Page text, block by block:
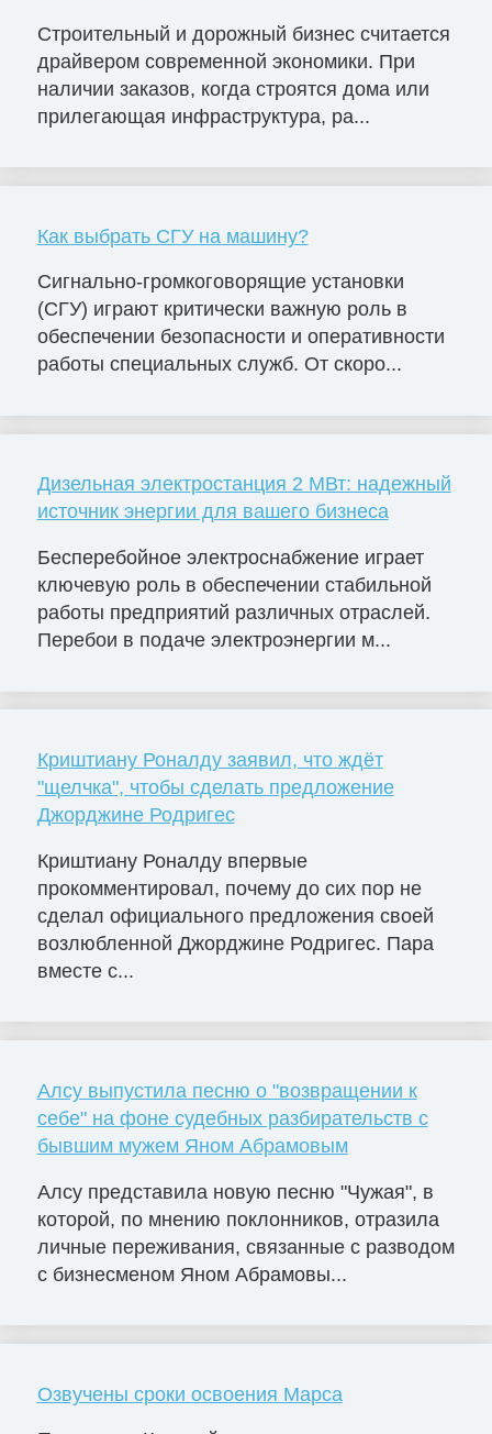
Строительный и дорожный бизнес считается
драйвером современной экономики. При
наличии заказов, когда строятся дома или
прилегающая инфраструктура, ра...
Как выбрать СГУ на машину?
Сигнально-громкоговорящие установки
(СГУ) играют критически важную роль в
обеспечении безопасности и оперативности
работы специальных служб. От скоро...
Дизельная электростанция 2 МВт: надежный
источник энергии для вашего бизнеса
Бесперебойное электроснабжение играет
ключевую роль в обеспечении стабильной
работы предприятий различных отраслей.
Перебои в подаче электроэнергии м...
Криштиану Роналду заявил, что ждёт
"щелчка", чтобы сделать предложение
Джорджине Родригес
Криштиану Роналду впервые
прокомментировал, почему до сих пор не
сделал официального предложения своей
возлюбленной Джорджине Родригес. Пара
вместе с...
Алсу выпустила песню о "возвращении к
себе" на фоне судебных разбирательств с
бывшим мужем Яном Абрамовым
Алсу представила новую песню "Чужая", в
которой, по мнению поклонников, отразила
личные переживания, связанные с разводом
с бизнесменом Яном Абрамовы...
Озвучены сроки освоения Марса